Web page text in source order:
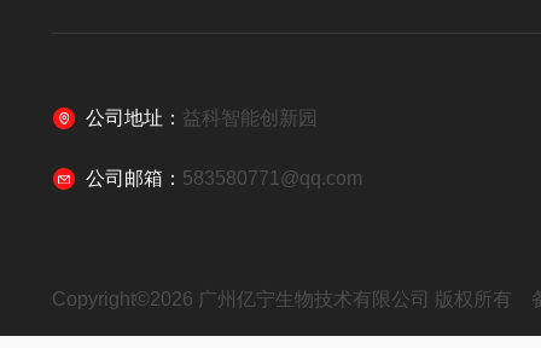
公司地址： 益科智能创新园
公司邮箱： 583580771@qq.com
Copyright©2026 广州亿宁生物技术有限公司 版权所有